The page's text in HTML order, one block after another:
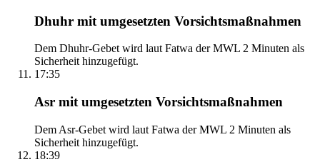
Dhuhr mit umgesetzten Vorsichtsmaßnahmen
Dem Dhuhr-Gebet wird laut Fatwa der MWL 2 Minuten als
Sicherheit hinzugefügt.
17:35
Asr mit umgesetzten Vorsichtsmaßnahmen
Dem Asr-Gebet wird laut Fatwa der MWL 2 Minuten als
Sicherheit hinzugefügt.
18:39